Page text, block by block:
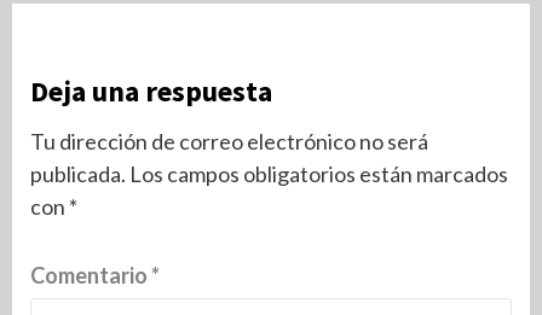
Deja una respuesta
Tu dirección de correo electrónico no será
publicada. Los campos obligatorios están marcados
con *
Comentario*